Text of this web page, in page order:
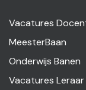
Vacatures
MeesterBaan
Onderwijs Banen
Vacatures Leraar